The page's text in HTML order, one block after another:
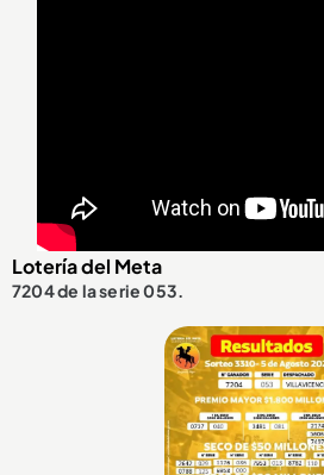
Lotería del Meta
7204 de la serie 053.